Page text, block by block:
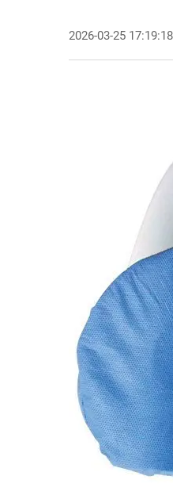
2026-03-25 17:19:18